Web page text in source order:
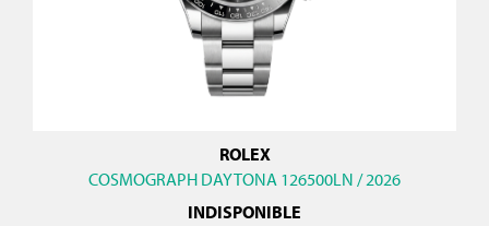
ROLEX
COSMOGRAPH DAYTONA 126500LN / 2026
INDISPONIBLE